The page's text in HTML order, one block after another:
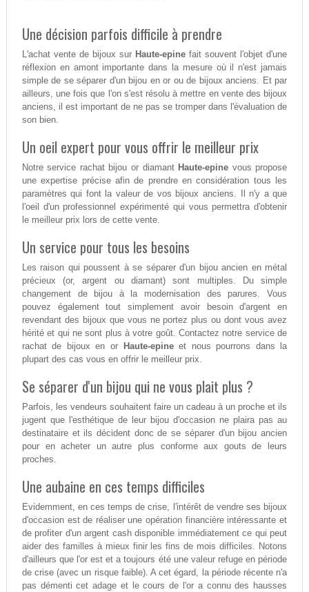
Une décision parfois difficile à prendre
L'achat vente de bijoux sur Haute-epine fait souvent l'objet d'une
réflexion en amont importante dans la mesure où il n'est jamais
simple de se séparer d'un bijou en or ou de bijoux anciens. Et par
ailleurs, une fois que l'on s'est résolu à mettre en vente des bijoux
anciens, il est important de ne pas se tromper dans l'évaluation de
son bien.
Un oeil expert pour vous offrir le meilleur prix
Notre service rachat bijou or diamant Haute-epine vous propose
une expertise précise afin de prendre en considération tous les
paramètres qui font la valeur de vos bijoux anciens. Il n'y a que
l'oeil d'un professionnel expérimenté qui vous permettra d'obtenir
le meilleur prix lors de cette vente.
Un service pour tous les besoins
Les raison qui poussent à se séparer d'un bijou ancien en métal
précieux (or, argent ou diamant) sont multiples. Du simple
changement de bijou à la modernisation des parures. Vous
pouvez également tout simplement avoir besoin d'argent en
revendant des bijoux que vous ne portez plus ou dont vous avez
hérité et qui ne sont plus à votre goût. Contactez notre service de
rachat de bijoux en or Haute-epineet nous pourrons dans la
plupart des cas vous en offrir le meilleur prix.
Se séparer d'un bijou qui ne vous plait plus ?
Parfois, les vendeurs souhaitent faire un cadeau à un proche et ils
jugent que l'esthétique de leur bijou d'occasion ne plaira pas au
destinataire et ils décident donc de se séparer d'un bijou ancien
pour en acheter un autre plus conforme aux gouts de leurs
proches.
Une aubaine en ces temps difficiles
Evidemment, en ces temps de crise, l'intérêt de vendre ses bijoux
d'occasion est de réaliser une opération financière intéressante et
de profiter d'un argent cash disponible immédiatement ce qui peut
aider des familles à mieux finir les fins de mois difficiles. Notons
d'ailleurs que l'or est et a toujours été une valeur refuge en période
de crise (avec un risque faible). A cet égard, la période récente n'a
pas démenti cet adage et le cours de l'or a connu des hausses